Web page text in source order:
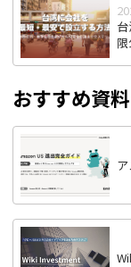
おすすめ資